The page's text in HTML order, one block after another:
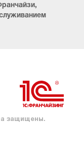
защищены.